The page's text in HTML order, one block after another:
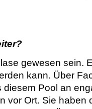
gewesen sein.
kann. Über
Pool an
vor Ort. Sie